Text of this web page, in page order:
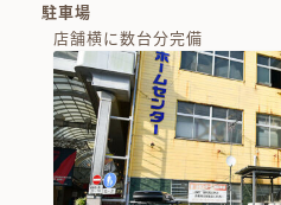
駐車場
店舗横に数台分完備